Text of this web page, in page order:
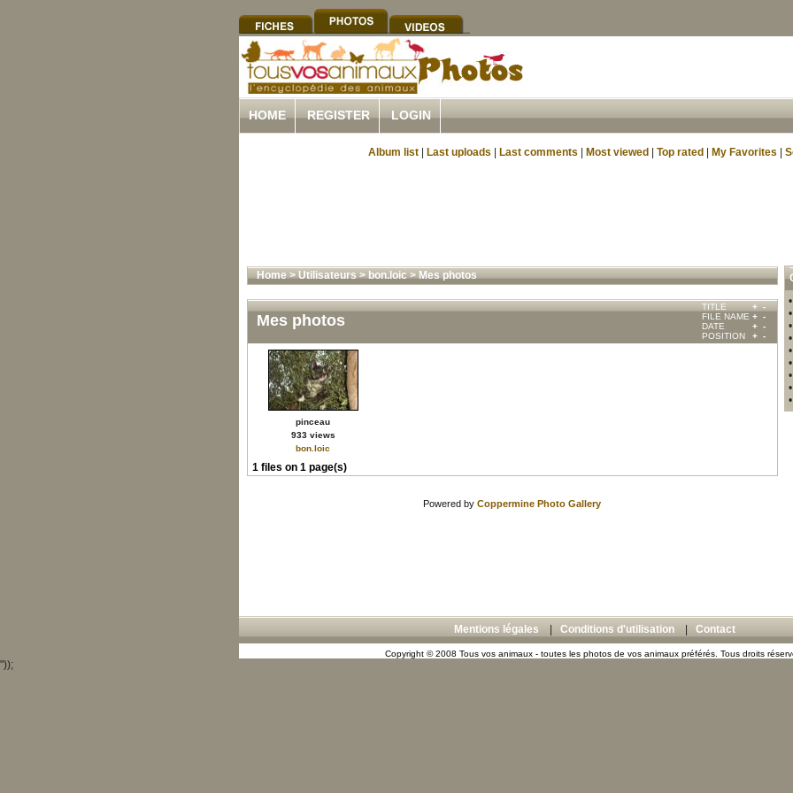
HOME REGISTER LOGIN
Album list Last uploads Last comments Most viewed Top rated My Favorites
Home>Utilisateurs>bon.loic>Mes photos
Mes photos
TITLE + -
FILE NAME + -
DATE
+ -
POSITION
+ -
pinceau
933 views
bon.loic
1 files on 1 page(s)
Powered by Coppermine Photo Gallery
•
•
•
•
Mentions légales Conditions d'utilisation Contact
Copyright © 2008 Tous vos animaux - toutes les photos de vos animaux préférés. Tous droits
"));